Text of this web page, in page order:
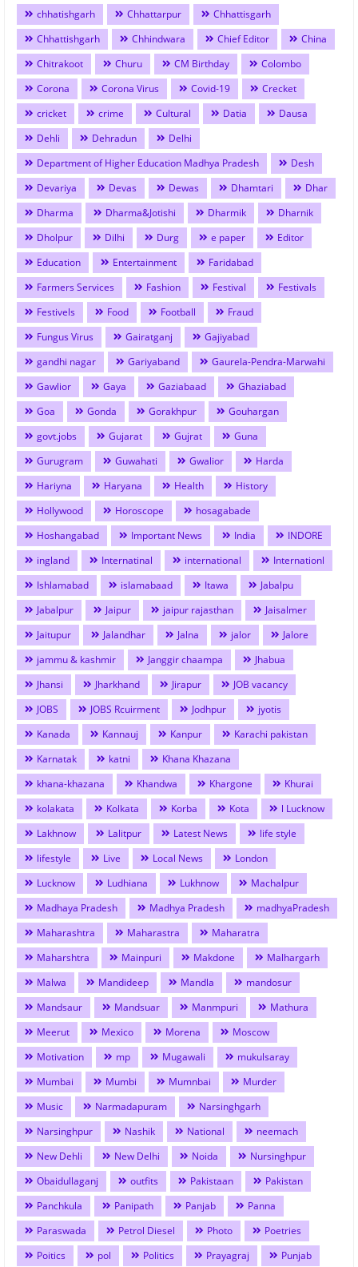
chhatishgarh Chhattarpur
Chhattisgarh
Chhattishgarh
Chhindwara Chief Editor
China
Chitrakoot
Churu CM Birthday
Colombo
Corona
Corona Virus Covid-19
Crecket
cricket
crime Cultural Datia
Dausa
Dehli
Dehradun
Delhi
Department of Higher Education Madhya Pradesh
Desh
Devariya
Devas Dewas Dhamtari
Dhar
Dharma
Dharma&Jotishi Dharmik
Dharnik
Dholpur
Dilhi Durg e paper
Editor
Education
Entertainment
Faridabad
Farmers Services
Fashion Festival
Festivals
Festivels
Food Football
Fraud
Fungus Virus
Gairatganj
Gajiyabad
gandhi nagar
Gariyaband
Gaurela-Pendra-Marwahi
Gawlior
Gaya Gaziabaad
Ghaziabad
Goa
Gonda Gorakhpur
Gouhargan
govt.jobs
Gujarat Gujrat
Guna
Gurugram
Guwahati Gwalior
Harda
Hariyna
Haryana Health
History
Hollywood
Horoscope
hosagabade
Hoshangabad
Important News India
INDORE
ingland
Internatinal international
Internationl
Ishlamabad
islamabaad Itawa
Jabalpu
Jabalpur
Jaipur jaipur rajasthan
Jaisalmer
Jaitupur
Jalandhar Jalna jalor
Jalore
jammu & kashmir
Janggir chaampa
Jhabua
Jhansi
Jharkhand Jirapur
JOB vacancy
JOBS
JOBS Rcuirment Jodhpur
jyotis
Kanada
Kannauj Kanpur
Karachi pakistan
Karnatak
katni
Khana Khazana
khana-khazana
Khandwa Khargone
Khurai
kolakata
Kolkata Korba Kota
l Lucknow
Lakhnow
Lalitpur Latest News
life style
lifestyle
Live Local News
London
Lucknow
Ludhiana Lukhnow
Machalpur
Madhaya Pradesh
Madhya Pradesh
madhyaPradesh
Maharashtra
Maharastra
Maharatra
Maharshtra
Mainpuri Makdone
Malhargarh
Malwa
Mandideep Mandla
mandosur
Mandsaur
Mandsuar Manmpuri
Mathura
Meerut
Mexico Morena
Moscow
Motivation
mp Mugawali
mukulsaray
Mumbai
Mumbi Mumnbai
Murder
Music
Narmadapuram
Narsinghgarh
Narsinghpur
Nashik National
neemach
New Dehli
New Delhi Noida
Nursinghpur
Obaidullaganj
outfits Pakistaan
Pakistan
Panchkula
Panipath Panjab
Panna
Paraswada
Petrol Diesel Photo
Poetries
Poitics
pol Politics Prayagraj
Punjab